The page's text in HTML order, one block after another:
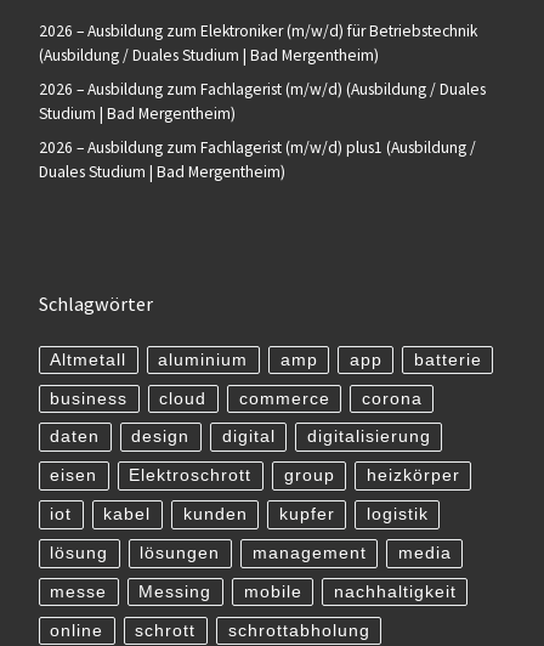
2026 – Ausbildung zum Elektroniker (m/w/d) für Betriebstechnik
(Ausbildung / Duales Studium | Bad Mergentheim)
2026 – Ausbildung zum Fachlagerist (m/w/d) (Ausbildung / Duales
Studium | Bad Mergentheim)
2026 – Ausbildung zum Fachlagerist (m/w/d) plus1 (Ausbildung /
Duales Studium | Bad Mergentheim)
Schlagwörter
Altmetall aluminium amp app batterie
business cloud commerce corona
daten design digital digitalisierung
eisen Elektroschrott group heizkörper
iot kabel kunden kupfer logistik
lösung lösungen management media
messe Messing mobile nachhaltigkeit
online schrott schrottabholung